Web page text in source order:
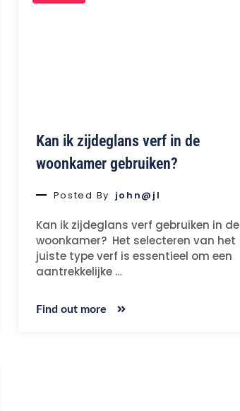
Kan ik zijdeglans verf in de
woonkamer gebruiken?
Posted By john@jl
Kan ik zijdeglans verf gebruiken in de
woonkamer? Het selecteren van het
juiste type verf is essentieel om een
aantrekkelijke …
Find out more